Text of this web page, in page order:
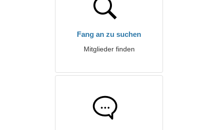
Fang an zu suchen
Mitglieder finden